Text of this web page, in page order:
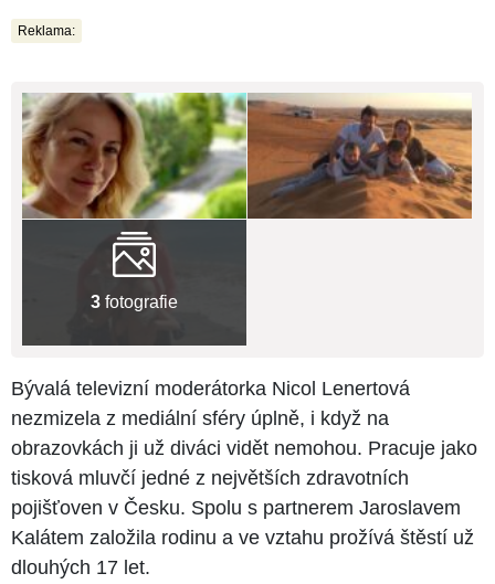
Reklama:
3 fotografie
Bývalá televizní moderátorka Nicol Lenertová
nezmizela z mediální sféry úplně, i když na
obrazovkách ji už diváci vidět nemohou. Pracuje jako
tisková mluvčí jedné z největších zdravotních
pojišťoven v Česku. Spolu s partnerem Jaroslavem
Kalátem založila rodinu a ve vztahu prožívá štěstí už
dlouhých 17 let.